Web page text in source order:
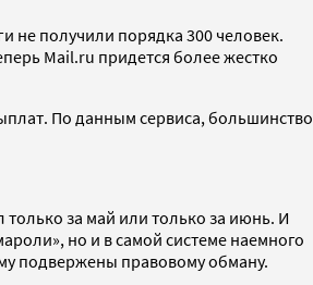
не получили порядка 300 человек.
Mail.ru придется более жестко
По данным сервиса, большинство
за май или только за июнь. И
но и в самой системе наемного
подвержены правовому обману.